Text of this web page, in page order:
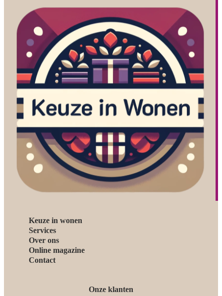
Keuze in wonen
Services
Over ons
Online magazine
Contact
Onze klanten